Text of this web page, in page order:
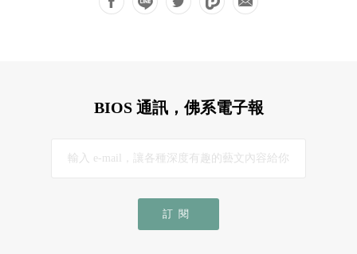
BIOS 通訊，佛系電子報
訂閱